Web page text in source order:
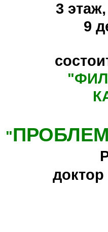
3 этаж,
9
"
"